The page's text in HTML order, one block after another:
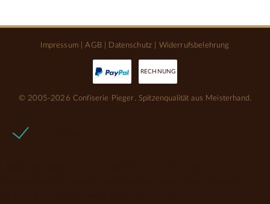
Impressum|AGB| Datenschutz Widerrufsbelehrung
RECHNUNG
© 2005-2026 Confiserie Pieger. Spitzenqualität aus Meisterhand.